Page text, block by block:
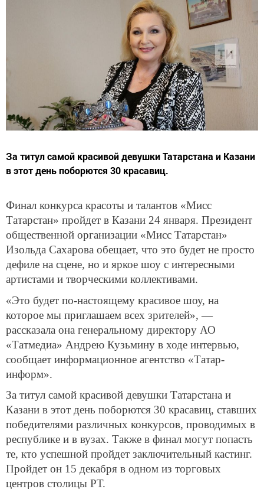
За титул самой красивой девушки Татарстана и Казани
в этот день поборются 30 красавиц.
Финал конкурса красоты и талантов «Мисс
Татарстан» пройдет в Казани 24 января. Президент
общественной организации «Мисс Татарстан»
Изольда Сахарова обещает, что это будет не просто
дефиле на сцене, но и яркое шоу с интересными
артистами и творческими коллективами.
«Это будет по-настоящему красивое шоу, на
которое мы приглашаем всех зрителей», —
рассказала она генеральному директору АО
«Татмедиа» Андрею Кузьмину в ходе интервью,
сообщает информационное агентство «Татар-
информ».
За титул самой красивой девушки Татарстана и
Казани в этот день поборются 30 красавиц, ставших
победителями различных конкурсов, проводимых в
республике и в вузах. Также в финал могут попасть
те, кто успешной пройдет заключительный кастинг.
Пройдет он 15 декабря в одном из торговых
центров столицы РТ.